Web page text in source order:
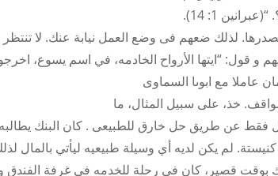
1: 14).
لذلك ضعهم فى وضع العمل نيابة عنك. لا تنتظر
و قول: “ايتها الأرواح الخادمه، في اسم يسوع،
عاملا مع ابوىا السماوى
خذ، على سبيل المثال، ما
عن طريق حل خارق للطبيعى . كان البنك
دولار المستحق عليه لبناء كنيستة. لم يكن لديه أي وسيلة طبيعيه ليأتي
بوقت قصير، كان فى رحلة للخدمه في غرفة الفندق